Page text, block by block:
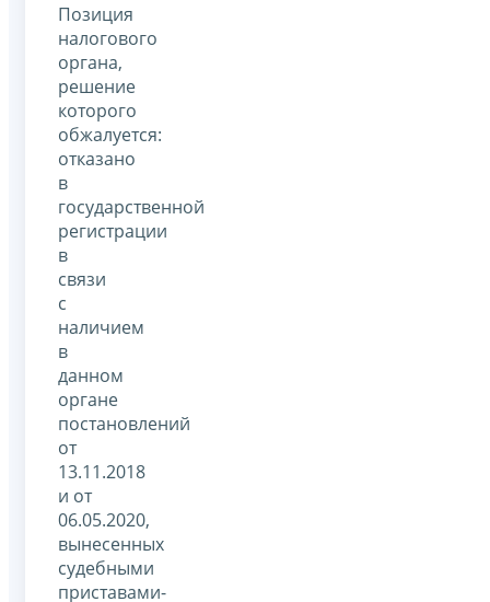
Позиция
налогового
органа,
решение
которого
обжалуется:
отказано
в
государственной
регистрации
в
связи
с
наличием
в
данном
органе
постановлений
от
13.11.2018
и от
06.05.2020,
вынесенных
судебными
приставами-